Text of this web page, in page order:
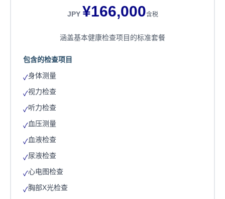
JPY ¥166,000含税
涵盖基本健康检查项目的标准套餐
包含的检查项目
✓身体测量
✓视力检查
✓听力检查
✓血压测量
✓血液检查
✓尿液检查
✓心电图检查
✓胸部X光检查